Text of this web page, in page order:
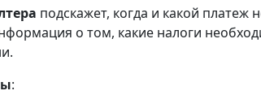
подскажет, когда и какой
о том, какие налоги
: